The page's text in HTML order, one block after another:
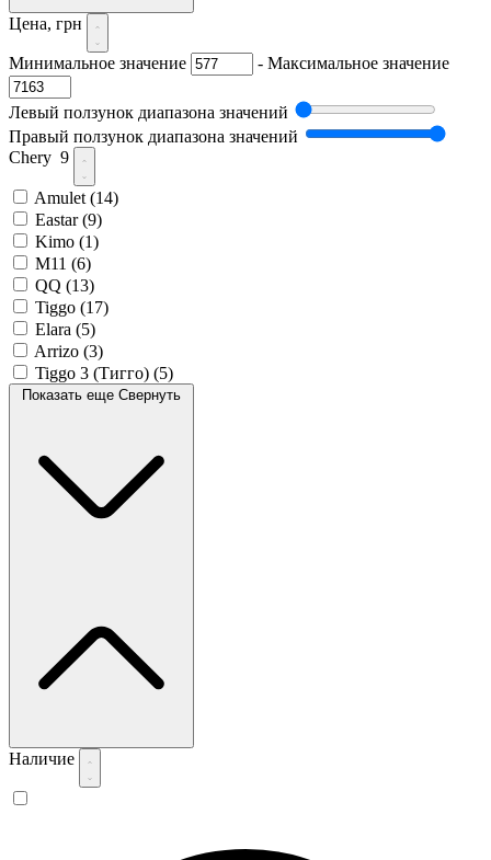
Цена, грн
Минимальное значение - Максимальное значение
Левый ползунок диапазона значений
Правый ползунок диапазона значений
Chery 9
Amulet(14)
Eastar(9)
Kimo (1)
M11 (6)
QQ (13)
Tiggo (17)
Elara (5)
Arrizo (3)
Tiggo 3 (Тигго) (5)
Показать еще Свернуть
Наличие